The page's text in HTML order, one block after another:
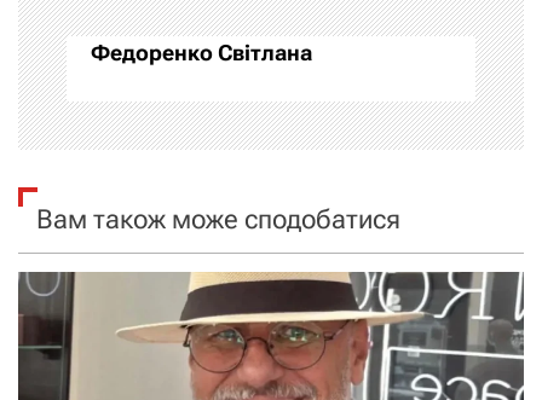
а
ц
і
а
Федоренко Світлана
Вам також може сподобатися